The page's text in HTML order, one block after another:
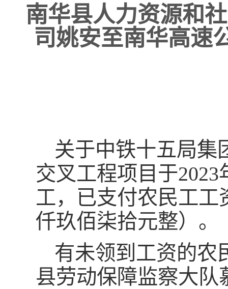
南华县人力资源和
司姚安至南华高速
关于中铁十五局集
交叉工程项目于2023
工，已支付农民工工
仟玖佰柒拾元整）。
有未领到工资的农
县劳动保障监察大队